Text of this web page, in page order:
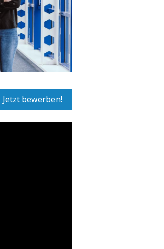
Jetzt bewerben!